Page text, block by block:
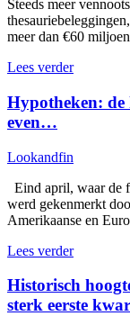
Steeds meer
meer dan €60
Lees verder
Hypotheken: de
even…
Lookandfin
Eind april, waar de
werd gekenmerkt
Amerikaanse en
Lees verder
Historisch
sterk eerste